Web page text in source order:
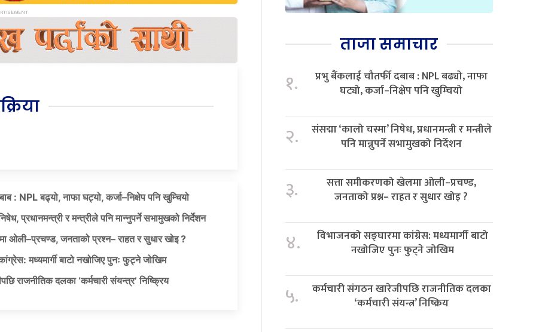
: NPL बढ्यो, नाफा घट्यो, कर्जा–निक्षेप पनि खुम्चियो
प्रधानमन्त्री र मन्त्रीले पनि मान्नुपर्ने सभामुखको निर्देशन
ओली–प्रचण्ड, जनताको प्रश्न– राहत र सुधार खोइ ?
मध्यमार्गी बाटो नखोजिए पुनः फुट्ने जोखिम
राजनीतिक दलका ‘कर्मचारी संयन्त्र’ निष्क्रिय
ताजा समाचार
१.
प्रभु बैंकलाई चौतर्फी दबाब : NPL बढ्यो, नाफा
घट्यो, कर्जा–निक्षेप पनि खुम्चियो
२.
संसद्मा ‘कालो चस्मा’ निषेध, प्रधानमन्त्री र मन्त्रीले
पनि मान्नुपर्ने सभामुखको निर्देशन
३.
सत्ता समीकरणको खेलमा ओली–प्रचण्ड,
जनताको प्रश्न– राहत र सुधार खोइ ?
४.
विभाजनको सङ्घारमा कांग्रेस: मध्यमार्गी बाटो
नखोजिए पुनः फुट्ने जोखिम
५.
कर्मचारी संगठन खारेजीपछि राजनीतिक दलका
‘कर्मचारी संयन्त्र’ निष्क्रिय